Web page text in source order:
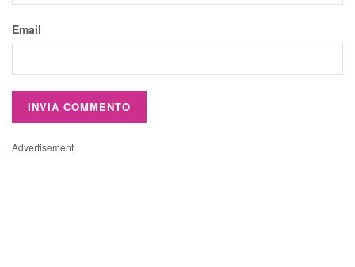
Email
Advertisement